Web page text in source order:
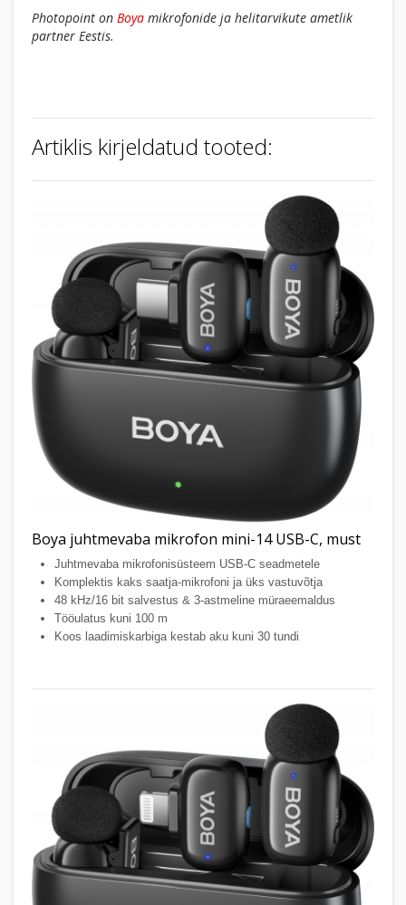
Photopoint on Boya mikrofonide ja helitarvikute ametlik
partner Eestis.
Artiklis kirjeldatud tooted:
Boya juhtmevaba mikrofon mini-14 USB-C, must
Juhtmevaba mikrofonisüsteem USB-C seadmetele
Komplektis kaks saatja-mikrofoni ja üks vastuvõtja
48 kHz/16 bit salvestus & 3-astmeline müraeemaldus
Tööulatus kuni 100 m
Koos laadimiskarbiga kestab aku kuni 30 tundi